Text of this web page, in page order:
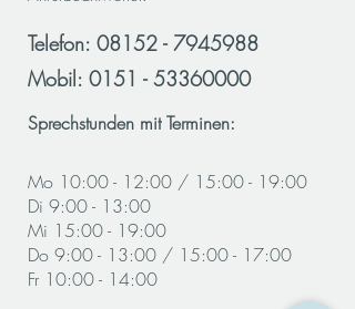
Telefon: 08152 - 7945988
Mobil: 0151 - 53360000
Sprechstunden mit Terminen:
Mo 10:00 - 12:00 / 15:00 - 19:00
Di 9:00 - 13:00
Mi 15:00 - 19:00
Do 9:00 - 13:00 / 15:00 - 17:00
Fr 10:00 - 14:00